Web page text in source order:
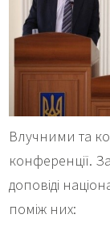
Влучними та
конференції.
доповіді
поміж них: